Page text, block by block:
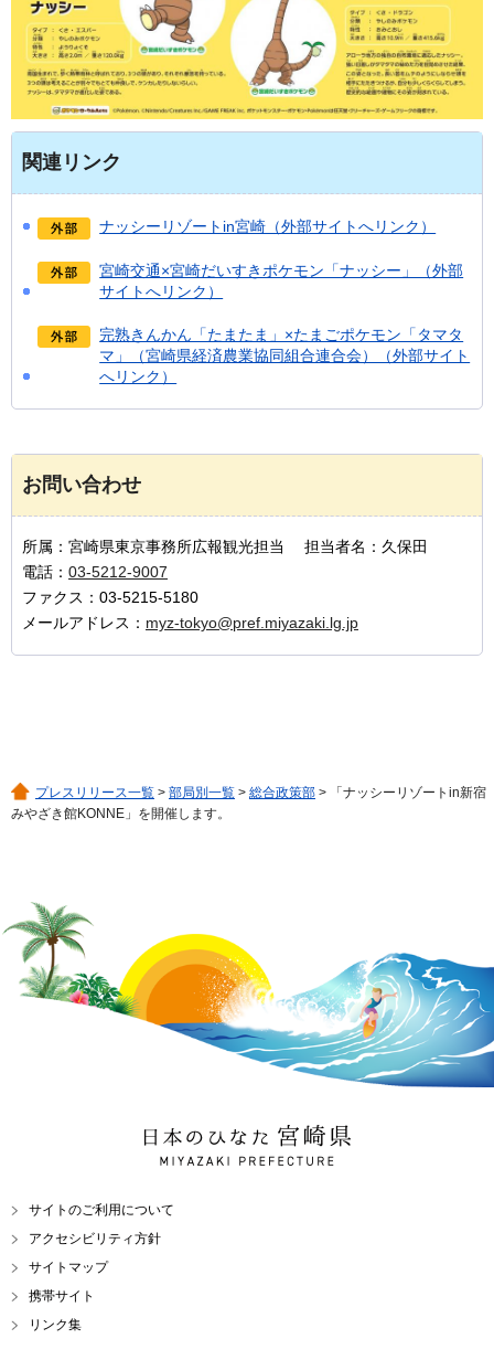
関連リンク
ナッシーリゾートin宮崎（外部サイトへリンク）
宮崎交通×宮崎だいすきポケモン「ナッシー」（外部
サイトへリンク）
完熟きんかん「たまたま」×たまごポケモン「タマタ
マ」（宮崎県経済農業協同組合連合会）（外部サイト
へリンク）
お問い合わせ
所属：宮崎県東京事務所広報観光担当 担当者名：久保田
電話： 03-5212-9007
ファクス：03-5215-5180
メールアドレス： myz-tokyo@pref.miyazaki.lg.jp
プレスリリース一覧 > 部局別一覧 > 総合政策部 > 「ナッシーリゾートin新宿
みやざき館KONNE」を開催します。
日本のひなた 宮崎県
MIYAZAKI PREFECTURE
サイトのご利用について
アクセシビリティ方針
サイトマップ
携帯サイト
リンク集